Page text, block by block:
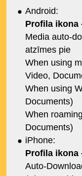
Android:
Profila ikona
Media auto-
atzīmes pie
When using
Video,
When using
Documents)
When
Documents)
iPhone:
Profila ikona
Auto-